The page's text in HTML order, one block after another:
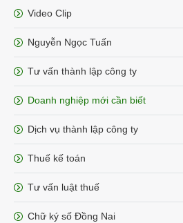
Video Clip
Nguyễn Ngọc Tuấn
Tư vấn thành lập công ty
Doanh nghiệp mới cần biết
Dịch vụ thành lập công ty
Thuế kế toán
Tư vấn luật thuế
Chữ ký số Đồng Nai